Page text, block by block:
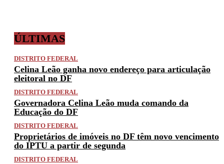
ÚLTIMAS
DISTRITO FEDERAL
Celina Leão ganha novo endereço para articulação
eleitoral no DF
DISTRITO FEDERAL
Governadora Celina Leão muda comando da
Educação do DF
DISTRITO FEDERAL
Proprietários de imóveis no DF têm novo vencimento
do IPTU a partir de segunda
DISTRITO FEDERAL